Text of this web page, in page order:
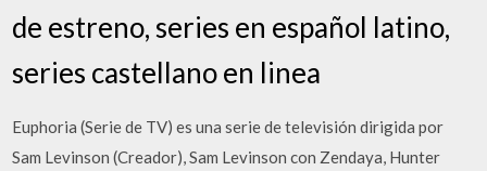
de estreno, series en español latino,
series castellano en linea
Euphoria (Serie de TV) es una serie de televisión dirigida por
Sam Levinson (Creador), Sam Levinson con Zendaya, Hunter